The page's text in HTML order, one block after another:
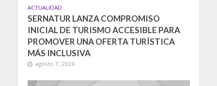
ACTUALIDAD
SERNATUR LANZA COMPROMISO
INICIAL DE TURISMO ACCESIBLE PARA
PROMOVER UNA OFERTA TURÍSTICA
MÁS INCLUSIVA
agosto 7, 2026